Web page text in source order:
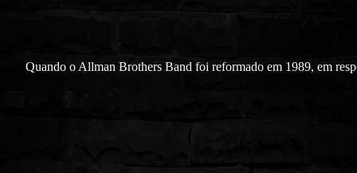
Quando o Allman Brothers Band foi reformado em 1989, em